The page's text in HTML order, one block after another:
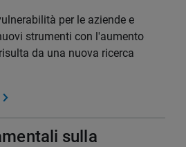
per le aziende e
strumenti con l'aumento
da una nuova ricerca
sulla